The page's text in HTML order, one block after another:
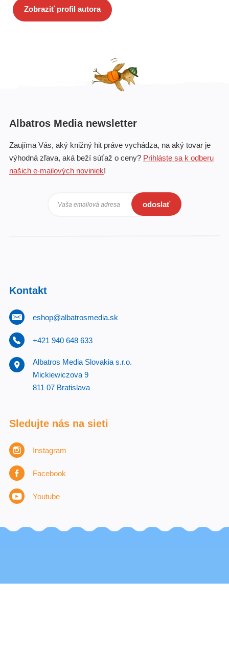
Zobraziť profil autora
Albatros Media newsletter
Zaujíma Vás, aký knižný hit práve vychádza, na aký tovar je
výhodná zľava, aká beží súťaž o ceny? Prihláste sa k odberu
našich e-mailových noviniek!
Vaša emailová adresa odoslať
Kontakt
eshop@albatrosmedia.sk
+421 940 648 633
Albatros Media Slovakia s.r.o.
Mickiewiczova 9
811 07 Bratislava
Sledujte nás na sieti
Instagram
Facebook
Youtube